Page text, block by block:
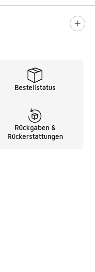
Bestellstatus
Rückgaben &
Rückerstattungen